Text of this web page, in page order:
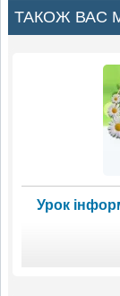
ТАКОЖ ВАС
Урок